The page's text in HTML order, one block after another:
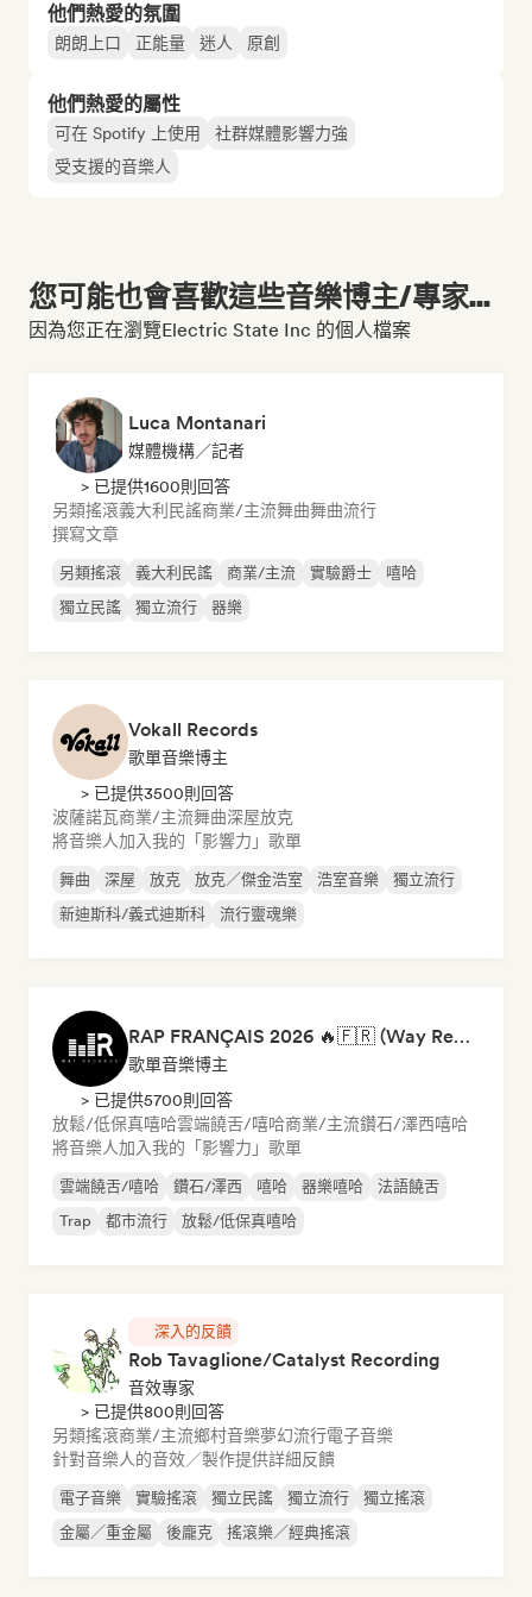
他們熱愛的氛圍
朗朗上口 正能量 迷人 原創
他們熱愛的屬性
可在 Spotify 上使用
社群媒體影響力強
受支援的音樂人
您可能也會喜歡這些音樂博主/專家...
因為您正在瀏覽Electric State Inc 的個人檔案
Luca Montanari
媒體機構／記者
> 已提供1600則回答
另類搖滾義大利民謠商業/主流舞曲舞曲流行
撰寫文章
另類搖滾 義大利民謠 商業/主流 實驗爵士
嘻哈
獨立民謠
獨立流行 器樂
Vokall Records
歌單音樂博主
> 已提供3500則回答
波薩諾瓦商業/主流舞曲深屋放克
將音樂人加入我的「影響力」歌單
舞曲 深屋 放克 放克／傑金浩室 浩室音樂
獨立流行
新迪斯科/義式迪斯科
流行靈魂樂
RAP FRANÇAIS 2026 🔥🇫🇷 (Way Records)
歌單音樂博主
> 已提供5700則回答
放鬆/低保真嘻哈雲端饒舌/嘻哈商業/主流鑽石/澤西嘻哈
將音樂人加入我的「影響力」歌單
雲端饒舌/嘻哈 鑽石/澤西 嘻哈 器樂嘻哈
法語饒舌
Trap
都市流行 放鬆/低保真嘻哈
深入的反饋
Rob Tavaglione/Catalyst Recording
音效專家
> 已提供800則回答
另類搖滾商業/主流鄉村音樂夢幻流行電子音樂
針對音樂人的音效／製作提供詳細反饋
電子音樂 實驗搖滾 獨立民謠 獨立流行
獨立搖滾
金屬／重金屬
後龐克 搖滾樂／經典搖滾